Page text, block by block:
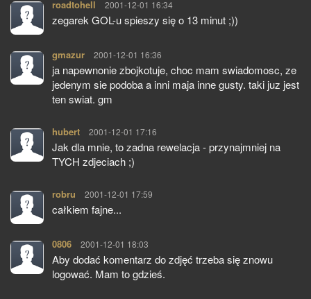
roadtohell pisze:
2001-12-01 16:34
zegarek GOL-u spieszy się o 13 minut ;))
gmazur pisze:
2001-12-01 16:36
ja napewnonie zbojkotuje, choc mam swiadomosc, ze
jedenym sie podoba a inni maja inne gusty. taki juz jest
ten swiat. gm
hubert pisze:
2001-12-01 17:16
Jak dla mnie, to zadna rewelacja - przynajmniej na
TYCH zdjeciach ;)
robru pisze:
2001-12-01 17:59
całkiem fajne...
0806 pisze:
2001-12-01 18:03
Aby dodać komentarz do zdjęć trzeba się znowu
logować. Mam to gdzieś.